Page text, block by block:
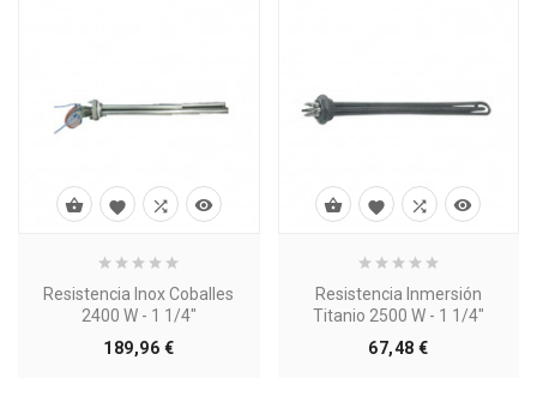
Resistencia Inox Coballes
2400 W - 1 1/4"
189,96 €Precio
   
Resistencia Inmersión
Titanio 2500 W - 1 1/4"
67,48 €Precio
   